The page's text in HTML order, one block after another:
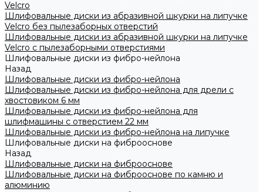
Velcro
Шлифовальные диски из абразивной шкурки на липучке
Velcro без пылезаборных отверстий
Шлифовальные диски из абразивной шкурки на липучке
Velcro с пылезаборными отверстиями
Шлифовальные диски из фибро-нейлона
Назад
Шлифовальные диски из фибро-нейлона
Шлифовальные диски из фибро-нейлона для дрели с
хвостовиком 6 мм
Шлифовальные диски из фибро-нейлона для
шлифмашины с отверстием 22 мм
Шлифовальные диски из фибро-нейлона на липучке
Шлифовальные диски на фиброоснове
Назад
Шлифовальные диски на фиброоснове
Шлифовальные диски на фиброоснове по камню и
алюминию